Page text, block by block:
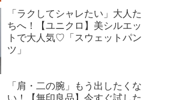
「ラクしてシャレたい」大人た
ちへ！【ユニクロ】美シルエッ
トで大人気♡「スウェットパン
ツ」
「肩・二の腕」もう出したくな
い！【無印良品】今すぐ試した